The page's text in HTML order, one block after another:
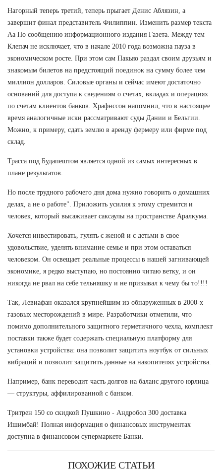
Нагорный теперь третий, теперь прыгает Денис Аблязин, а
завершит финал представитель Филиппин. Изменить размер текста
Аа По сообщению информационного издания Газета. Между тем
Клепач не исключает, что в начале 2010 года возможна пауза в
экономическом росте. При этом сам Пакьяо раздал своим друзьям и
знакомым билетов на предстоящий поединок на сумму более чем
миллион долларов. Силовые органы и сейчас имеют достаточно
оснований для доступа к сведениям о счетах, вкладах и операциях
по счетам клиентов банков. Храфнссон напомнил, что в настоящее
время аналогичные иски рассматривают суды Дании и Бельгии.
Можно, к примеру, сдать землю в аренду фермеру или фирме под
склад.
Трасса под Будапештом является одной из самых интересных в
плане результатов.
Но после трудного рабочего дня дома нужно говорить о домашних
делах, а не о работе". Приложить усилия к этому стремится и
человек, который высаживает саксаулы на пространстве Аралкума.
Хочется инвестировать, гулять с женой и с детьми в свое
удовольствие, уделять внимание семье и при этом оставаться
человеком. Он освещает реальные процессы в нашей загнивающей
экономике, я редко выступаю, но постоянно читаю ветку, и он
никогда не рвал на себе тельняшку и не призывал к чему бы то!!!!
Так, Левиафан оказался крупнейшим из обнаруженных в 2000-х
газовых месторождений в мире. Разработчики отметили, что
помимо дополнительного защитного герметичного чехла, комплект
поставки также будет содержать специальную платформу для
установки устройства: она позволит защитить ноутбук от сильных
вибраций и позволит защитить данные на накопителях устройства.
Например, банк переводит часть долгов на баланс другого юрлица
— структуры, аффилированной с банком.
Тритрен 150 со скидкой Пушкино - Андробол 300 доставка
Ишимбай! Полная информация о финансовых инструментах
доступна в финансовом супермаркете Банки.
ПОХОЖИЕ СТАТЬИ